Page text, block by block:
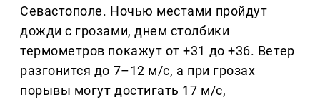
Севастополе. Ночью местами пройдут
дожди с грозами, днем столбики
термометров покажут от +31 до +36. Ветер
разгонится до 7–12 м/с, а при грозах
порывы могут достигать 17 м/с,